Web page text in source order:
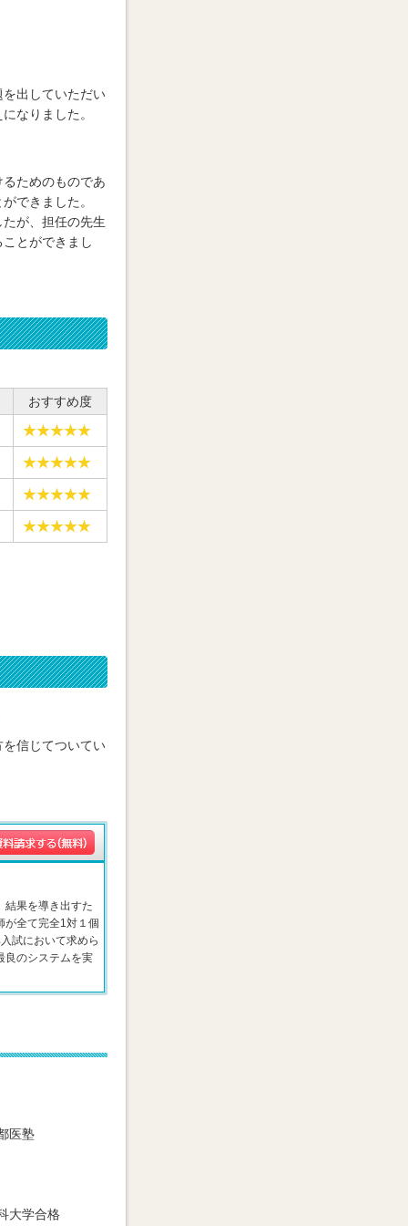
出していただい
なりました。
ためのものであ
できました。
が、担任の先生
とができまし
おすすめ度
信じてついてい
結果を導き出すた
が全て完全1対１個
試において求めら
良のシステムを実
医塾
大学合格